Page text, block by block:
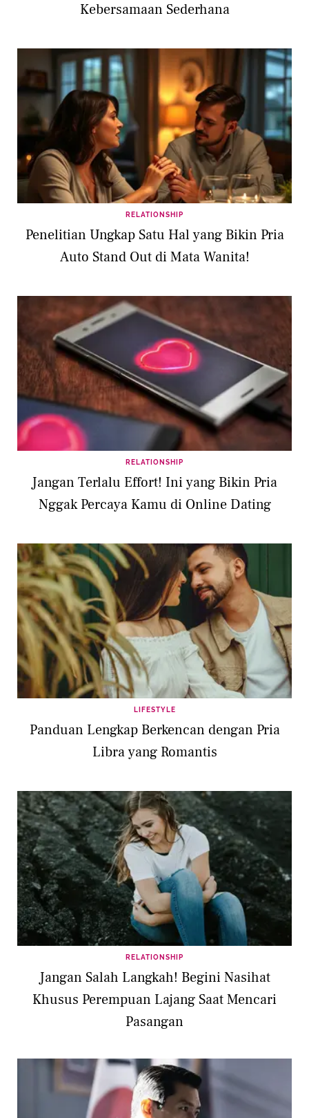
Kebersamaan Sederhana
RELATIONSHIP
Penelitian Ungkap Satu Hal yang Bikin Pria
Auto Stand Out di Mata Wanita!
RELATIONSHIP
Jangan Terlalu Effort! Ini yang Bikin Pria
Nggak Percaya Kamu di Online Dating
LIFESTYLE
Panduan Lengkap Berkencan dengan Pria
Libra yang Romantis
RELATIONSHIP
Jangan Salah Langkah! Begini Nasihat
Khusus Perempuan Lajang Saat Mencari
Pasangan